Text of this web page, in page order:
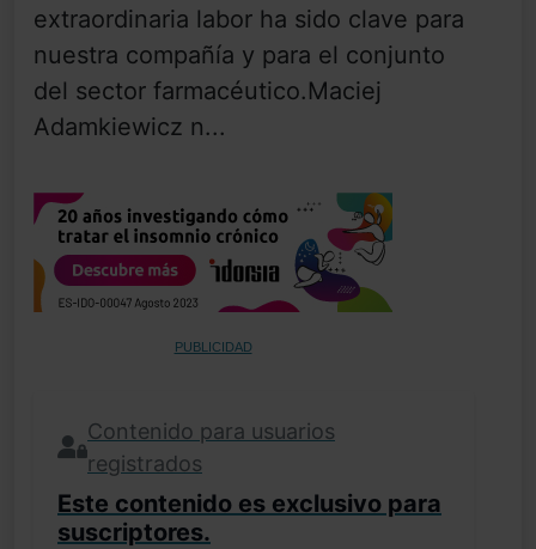
extraordinaria labor ha sido clave para
nuestra compañía y para el conjunto
del sector farmacéutico.Maciej
Adamkiewicz n...
PUBLICIDAD
Contenido para usuarios
registrados
Este contenido es exclusivo para
suscriptores.